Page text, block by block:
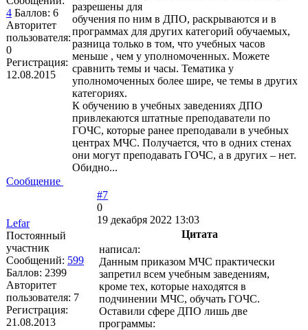
4 Баллов: 6
Авторитет
пользователя:
0
Регистрация:
12.08.2015
разрешены для
обучения по ним в ДПО, раскрываются и в
программах для других категорий обучаемых,
разница только в том, что учебных часов
меньше , чем у уполномоченных. Можете
сравнить темы и часы. Тематика у
уполномоченных более шире, че темы в других
категориях.
К обучению в учебных заведениях ДПО
привлекаются штатные преподаватели по
ГОЧС, которые ранее преподавали в учебных
центрах МЧС. Получается, что в одних стенах
они могут преподавать ГОЧС, а в других – нет.
Обидно...
Сообщение
Lefar
Постоянный
участник
Сообщений: 599
Баллов: 2399
Авторитет
пользователя: 7
Регистрация:
21.08.2013
#7
0
19 декабря 2022 13:03
Цитата
написал:
Данным приказом МЧС практически
запретил всем учебным заведениям,
кроме тех, которые находятся в
подчинении МЧС, обучать ГОЧС.
Оставили сфере ДПО лишь две
программы: